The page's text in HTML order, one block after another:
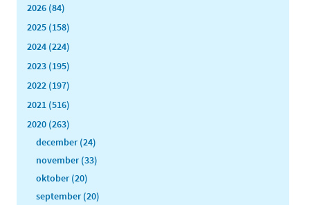
2026 (84)
2025 (158)
2024 (224)
2023 (195)
2022 (197)
2021 (516)
2020 (263)
december (24)
november (33)
oktober (20)
september (20)